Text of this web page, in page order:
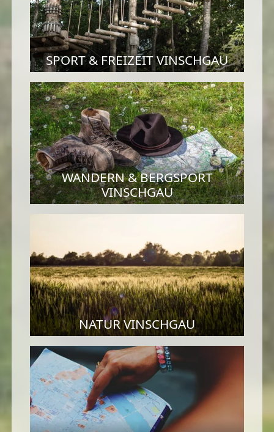
SPORT & FREIZEIT VINSCHGAU
WANDERN & BERGSPORT
VINSCHGAU
NATUR VINSCHGAU